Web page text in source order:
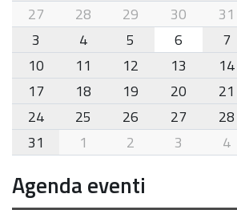
month-
8
27
28 29 30 31
3
4 5 6 7
10
11 12 13 14
17
18 19 20 21
24
25 26 27 28
31
1 2 3 4
Agenda eventi